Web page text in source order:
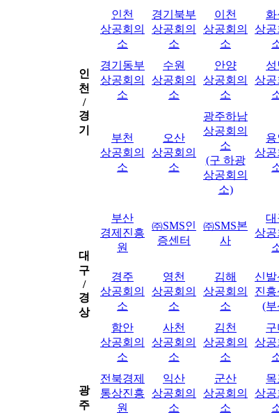
인
천
/
경
기
인천
상공회의
소
경기북부
상공회의
소
이천
상공회의
소
화
상공
경기동부
상공회의
소
수원
상공회의
소
안양
상공회의
소
상공
부천
상공회의
소
오산
상공회의
소
광주하남
상공회의
소
(구 하광
상공회의
소)
용
상공
대
구
/
경
상
부산
경제진흥
원
㈜SMS인
증센터
㈜SMS본
사
대
상공
경주
상공회의
소
영천
상공회의
소
김해
상공회의
소
신발
진흥
(부
함안
상공회의
소
사천
상공회의
소
김천
상공회의
소
구
상공
광
주
전북경제
통상진흥
원
익산
상공회의
소
군산
상공회의
소
목
상공